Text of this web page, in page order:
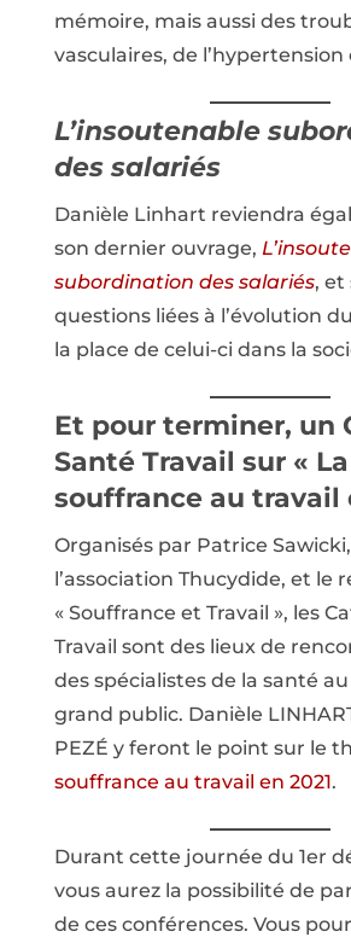
mémoire, mais aussi des
vasculaires, de l’hypertension
L’insoutenable
des salariés
Danièle Linhart reviendra
son dernier ouvrage,
subordination des salariés, et
questions liées à l’évolution
la place de celui-ci dans la
Et pour terminer, un
Santé Travail sur « La
souffrance au travail
Organisés par Patrice
l’association Thucydide, et le
« Souffrance et Travail », les
Travail sont des lieux de
des spécialistes de la santé
grand public. Danièle
PEZÉ y feront le point sur le
souffrance au travail en 2021.
Durant cette journée du 1er
vous aurez la possibilité de
de ces conférences. Vous